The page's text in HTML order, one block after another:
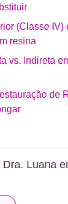
(Classe IV)
resina
vs. Indireta
de
Luana